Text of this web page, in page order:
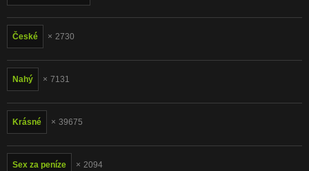
České 2730
Nahý 7131
Krásné 39675
Sex za peníze 2094